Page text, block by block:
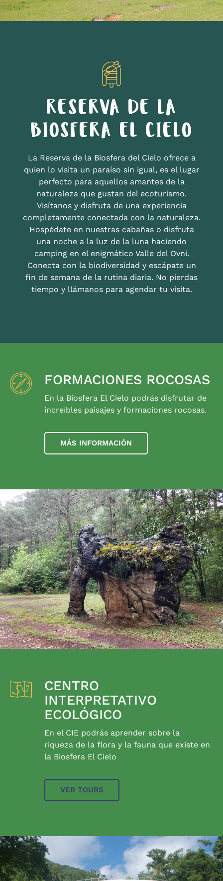
RESERVA DE LA
BIOSFERA EL CIELO
La Reserva de la Biosfera del Cielo ofrece a
quien lo visita un paraíso sin igual, es el lugar
perfecto para aquellos amantes de la
naturaleza que gustan del ecoturismo.
Visítanos y disfruta de una experiencia
completamente conectada con la naturaleza.
Hospédate en nuestras cabañas o disfruta
una noche a la luz de la luna haciendo
camping en el enigmático Valle del Ovni.
Conecta con la biodiversidad y escápate un
fin de semana de la rutina diaria. No pierdas
tiempo y llámanos para agendar tu visita.
FORMACIONES ROCOSAS
En la Biosfera El Cielo podrás disfrutar de
increíbles paisajes y formaciones rocosas.
MÁS INFORMACIÓN
CENTRO
INTERPRETATIVO
ECOLÓGICO
En el CIE podrás aprender sobre la
riqueza de la flora y la fauna que existe en
la Biosfera El Cielo
VER TOURS